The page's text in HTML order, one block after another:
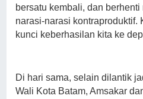
bersatu kembali, dan
narasi-narasi kontraproduktif.
kunci keberhasilan kita ke
Di hari sama, selain dilantik
Wali Kota Batam, Amsakar